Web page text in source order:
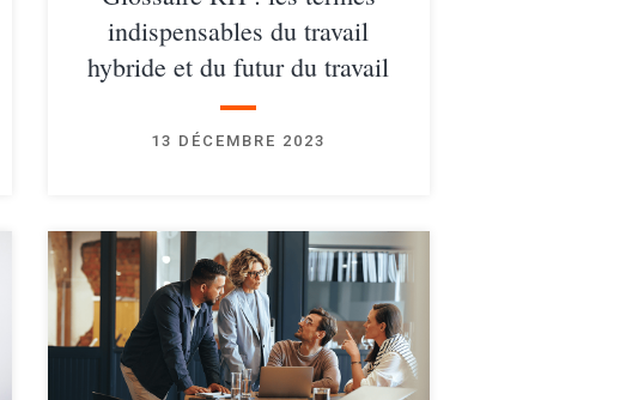
indispensables du travail
hybride et du futur du travail
13 DÉCEMBRE 2023